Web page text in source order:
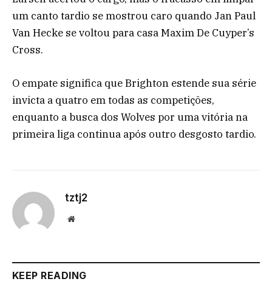
um canto tardio se mostrou caro quando Jan Paul
Van Hecke se voltou para casa Maxim De Cuyper’s
Cross.
O empate significa que Brighton estende sua série
invicta a quatro em todas as competições,
enquanto a busca dos Wolves por uma vitória na
primeira liga continua após outro desgosto tardio.
tztj2
Website
KEEP READING